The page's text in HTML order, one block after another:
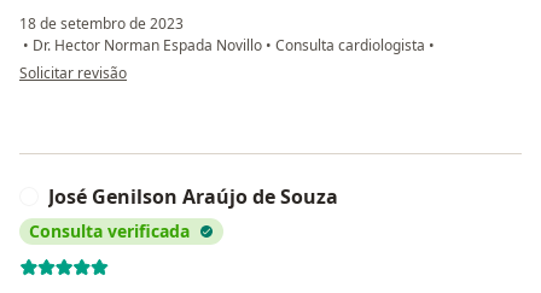
18 de setembro de 2023
• Dr. Hector Norman Espada Novillo • Consulta cardiologista •
na opinião do utilizador Sirlene
Solicitar revisão
José Genilson Araújo de Souza
Consulta verificada